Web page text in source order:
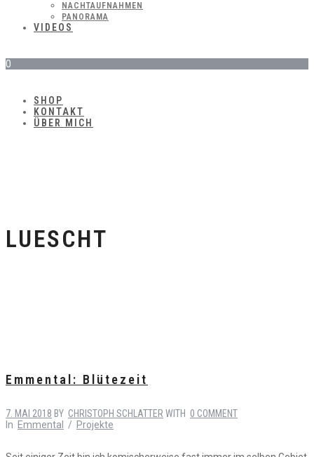
NACHTAUFNAHMEN
PANORAMA
VIDEOS
0
SHOP
KONTAKT
ÜBER MICH
LUESCHT
Emmental: Blütezeit
7. MAI 2018 BY CHRISTOPH SCHLATTER WITH 0 COMMENT
In Emmental / Projekte